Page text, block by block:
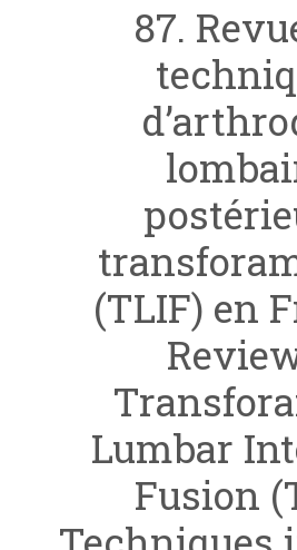
87.
(TLIF) en
Lumbar
Fusion